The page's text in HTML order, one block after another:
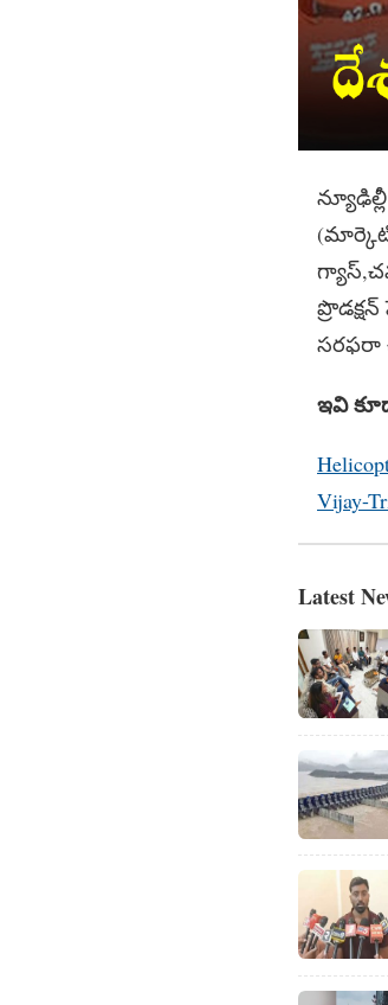
సరఫరా
ఇవి
Vijay-
Latest